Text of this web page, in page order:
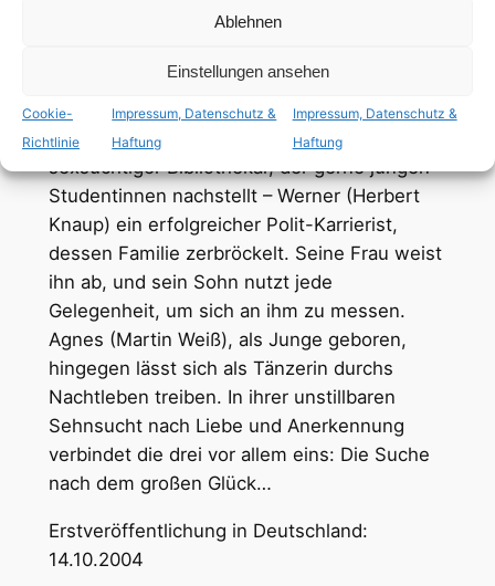
Ablehnen
Einstellungen ansehen
Cookie-
Richtlinie
Impressum, Datenschutz &
Haftung
Impressum, Datenschutz &
Haftung
Drei Geschwister auf dem Weg zum Glück:
Hans-Jörg (Moritz Bleibtreu) ist ein
sexsüchtiger Bibliothekar, der gerne jungen
Studentinnen nachstellt – Werner (Herbert
Knaup) ein erfolgreicher Polit-Karrierist,
dessen Familie zerbröckelt. Seine Frau weist
ihn ab, und sein Sohn nutzt jede
Gelegenheit, um sich an ihm zu messen.
Agnes (Martin Weiß), als Junge geboren,
hingegen lässt sich als Tänzerin durchs
Nachtleben treiben. In ihrer unstillbaren
Sehnsucht nach Liebe und Anerkennung
verbindet die drei vor allem eins: Die Suche
nach dem großen Glück…
Erstveröffentlichung in Deutschland:
14.10.2004